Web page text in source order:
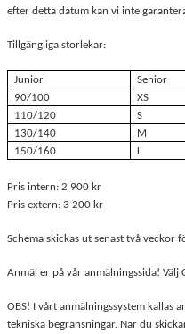
efter detta datum kan vi inte
Tillgängliga storlekar:
Junior
Senior
90/100
XS
110/120
S
130/140
M
150/160
L
Pris intern: 2 900 kr
Pris extern: 3 200 kr
Schema skickas ut senast två veckor
Anmäl er på vår anmälningssida! Välj
OBS! I vårt anmälningssystem kallas
tekniska begränsningar. När du